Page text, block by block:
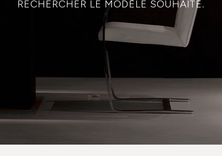
RECHERCHER LE MODÈLE SOUHAITÉ.